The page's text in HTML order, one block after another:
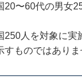
20〜60代の男女
人を対象に実
すものではありま